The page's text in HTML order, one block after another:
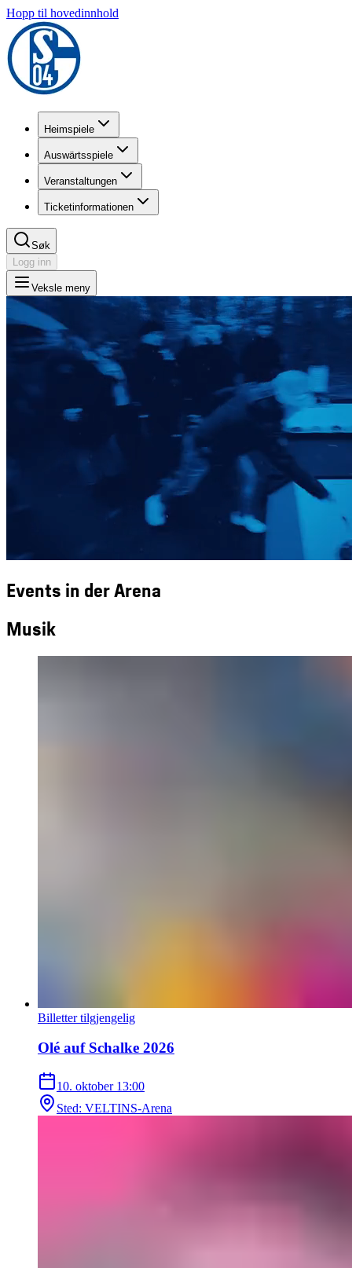
Hopp til hovedinnhold
Heimspiele
Auswärtsspiele
Veranstaltungen
Ticketinformationen
Søk
Logg inn
Veksle meny
Events in der Arena
Musik
Billetter tilgjengelig
Olé auf Schalke 2026
10. oktober 13:00
Sted: VELTINS-Arena